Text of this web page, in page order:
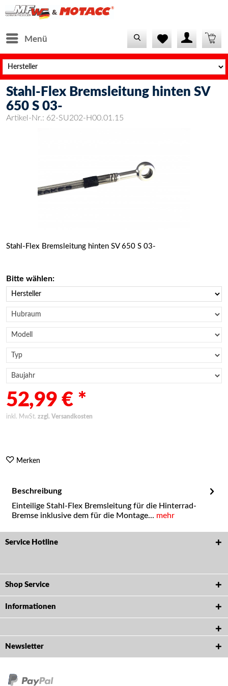
Menü
Stahl-Flex Bremsleitung hinten SV
650 S 03-
Artikel-Nr.: 62-SU202-H00.01.15
Stahl-Flex Bremsleitung hinten SV 650 S 03-
Bitte wählen:
52,99 € *
inkl. MwSt. zzgl. Versandkosten
Merken
Beschreibung
Einteilige Stahl-Flex Bremsleitung für die Hinterrad-
Bremse inklusive dem für die Montage... mehr
Service Hotline
Shop Service
Informationen
Newsletter